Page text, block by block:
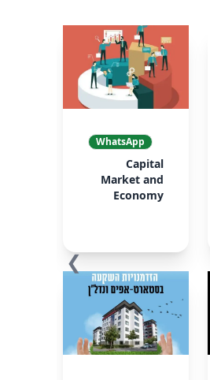
WhatsApp
Capital
Market and
Economy
❯